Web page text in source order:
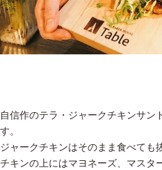
自信作のテラ・ジャークチキンサン
す。
ジャークチキンはそのまま食べても
チキンの上にはマヨネーズ、マスタ